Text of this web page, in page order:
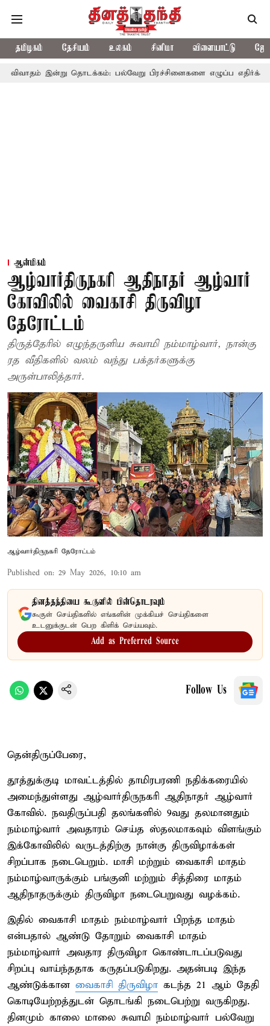
தமிழகம் தேசியம் உலகம் சினிமா விளையாட்டு
தொடக்கம்: பல்வேறு பிரச்சினைகளை எழுப்ப எதிர்க்கட்சிகள்
ஆன்மிகம்
ஆழ்வார்திருநகரி ஆதிநாதர் ஆழ்வார்
கோவிலில் வைகாசி திருவிழா
தேரோட்டம்
திருத்தேரில் எழுந்தருளிய சுவாமி நம்மாழ்வார், நான்கு
ரத வீதிகளில் வலம் வந்து பக்தர்களுக்கு
அருள்பாலித்தார்.
ஆழ்வார்திருநகரி தேரோட்டம்
Published on: 29 May 2026, 10:10 am
தினத்தந்தியை கூகுளில் பின்தொடரவும்
கூகுள் செய்திகளில் எங்களின் முக்கியச் செய்திகளை
உடனுக்குடன் பெற கிளிக் செய்யவும்.
Add as Preferred Source
Follow Us
தென்திருப்பேரை,
தூத்துக்குடி மாவட்டத்தில் தாமிரபரணி நதிக்கரையில்
அமைந்துள்ளது ஆழ்வார்திருநகரி ஆதிநாதர் ஆழ்வார்
கோவில். நவதிருப்பதி தலங்களில் 9வது தலமானதும்
நம்மாழ்வார் அவதாரம் செய்த ஸ்தலமாகவும் விளங்கும்
இக்கோவிலில் வருடத்திற்கு நான்கு திருவிழாக்கள்
சிறப்பாக நடைபெறும். மாசி மற்றும் வைகாசி மாதம்
நம்மாழ்வாருக்கும் பங்குனி மற்றும் சித்திரை மாதம்
ஆதிநாதருக்கும் திருவிழா நடைபெறுவது வழக்கம்.
இதில் வைகாசி மாதம் நம்மாழ்வார் பிறந்த மாதம்
என்பதால் ஆண்டு தோறும் வைகாசி மாதம்
நம்மாழ்வார் அவதார திருவிழா கொண்டாடப்படுவது
சிறப்பு வாய்ந்ததாக கருதப்படுகிறது. அதன்படி இந்த
ஆண்டுக்கான வைகாசி திருவிழா கடந்த 21 ஆம் தேதி
கொடியேற்றத்துடன் தொடங்கி நடைபெற்று வருகிறது.
தினமும் காலை மாலை சுவாமி நம்மாழ்வார் பல்வேறு